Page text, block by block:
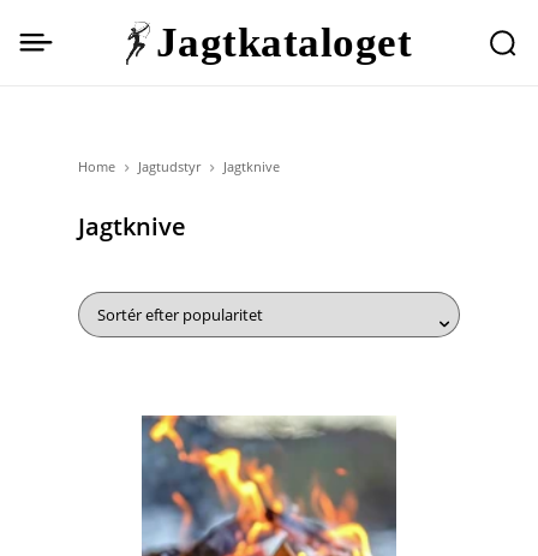
Jagtkataloget
Home Jagtudstyr Jagtknive
Jagtknive